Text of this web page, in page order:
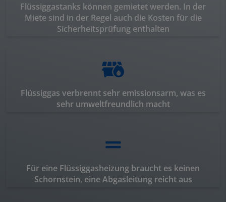
Flüssiggastanks können gemietet werden. In der
Miete sind in der Regel auch die Kosten für die
Sicherheitsprüfung enthalten
Flüssiggas verbrennt sehr emissionsarm, was es
sehr umweltfreundlich macht
Für eine Flüssiggasheizung braucht es keinen
Schornstein, eine Abgasleitung reicht aus